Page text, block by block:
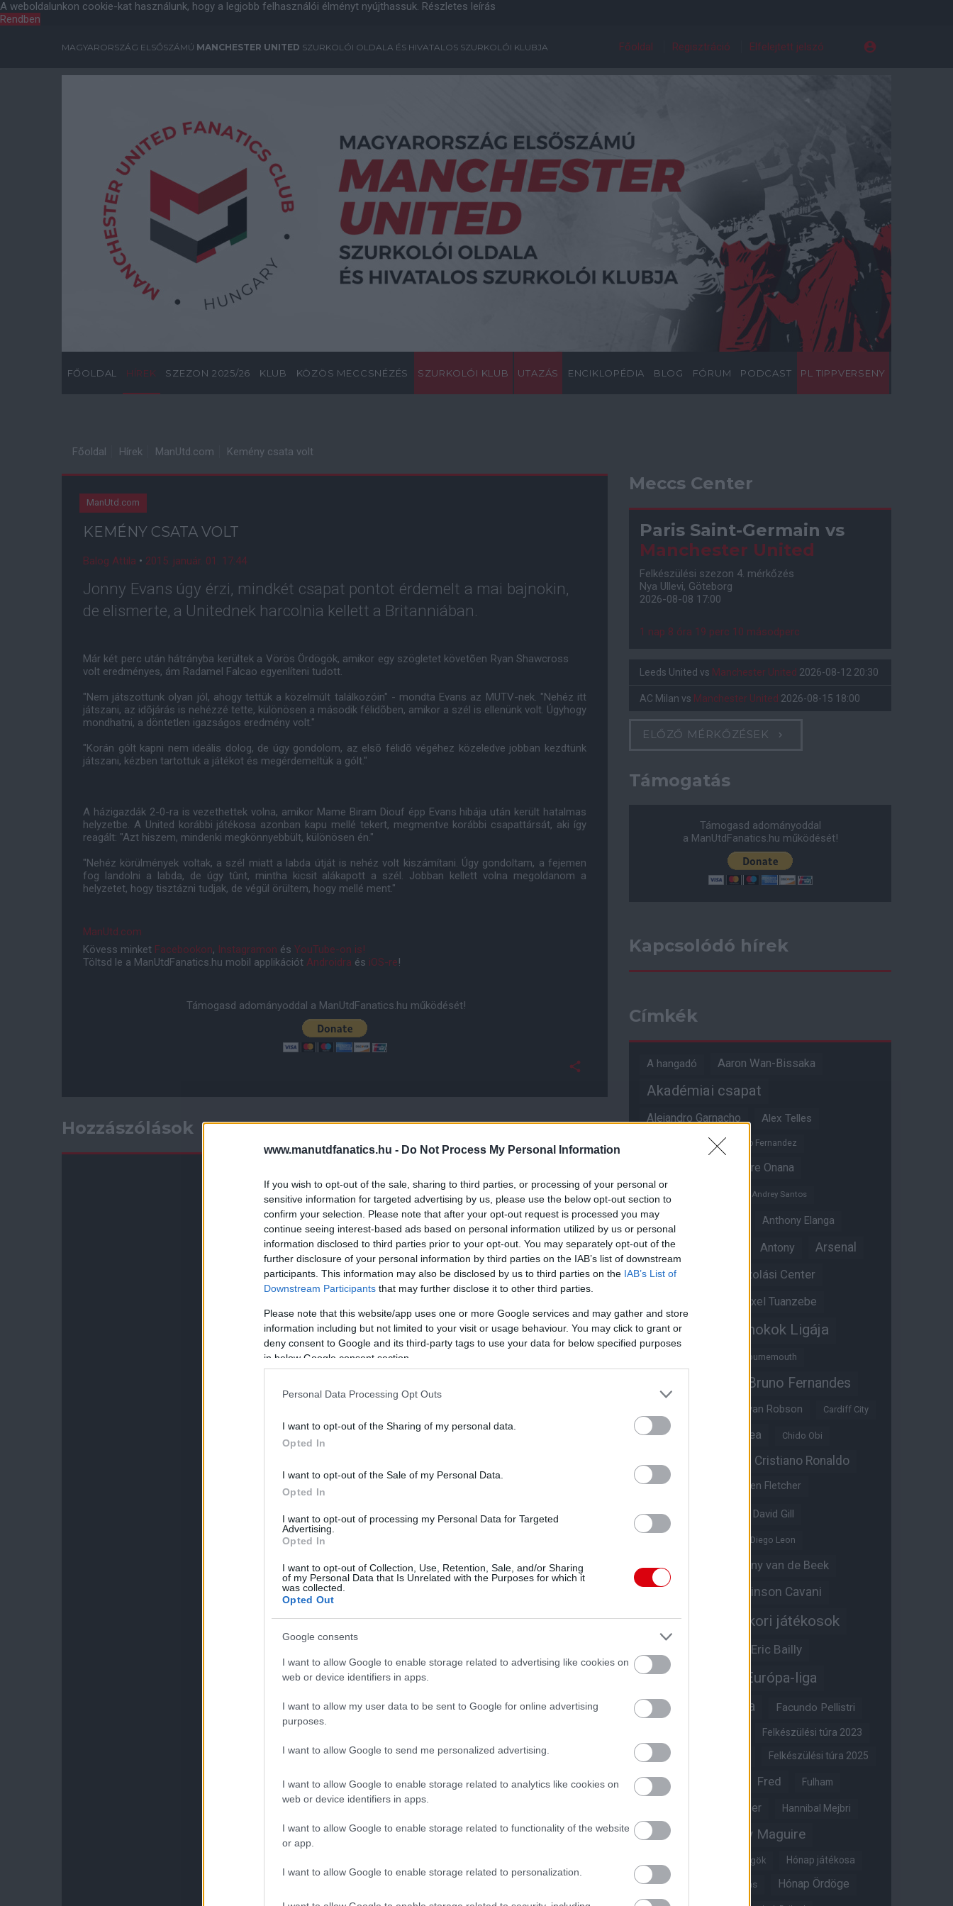
www.manutdfanatics.hu - Do Not Process My Personal Information
If you wish to opt-out of the sale, sharing to third parties, or processing of your personal or
sensitive information for targeted advertising by us, please use the below opt-out section to
confirm your selection. Please note that after your opt-out request is processed you may
continue seeing interest-based ads based on personal information utilized by us or personal
information disclosed to third parties prior to your opt-out. You may separately opt-out of the
further disclosure of your personal information by third parties on the IAB’s list of downstream
participants. This information may also be disclosed by us to third parties on the IAB’s List of
Downstream Participants that may further disclose it to other third parties.
Please note that this website/app uses one or more Google services and may gather and store
information including but not limited to your visit or usage behaviour. You may click to grant or
deny consent to Google and its third-party tags to use your data for below specified purposes
in below Google consent section.
Personal Data Processing Opt Outs
I want to opt-out of the Sharing of my personal data.
Opted In
I want to opt-out of the Sale of my Personal Data.
Opted In
I want to opt-out of processing my Personal Data for Targeted
Advertising.
Opted In
I want to opt-out of Collection, Use, Retention, Sale, and/or Sharing
of my Personal Data that Is Unrelated with the Purposes for which it
was collected.
Opted Out
Google consents
I want to allow Google to enable storage related to advertising like cookies on
web or device identifiers in apps.
I want to allow my user data to be sent to Google for online advertising
purposes.
I want to allow Google to send me personalized advertising.
I want to allow Google to enable storage related to analytics like cookies on
web or device identifiers in apps.
I want to allow Google to enable storage related to functionality of the website
or app.
I want to allow Google to enable storage related to personalization.
A weboldalunkon cookie-kat használunk, hogy a legjobb felhasználói élményt nyújthassuk. Részletes leírás
Rendben
MAGYARORSZÁG ELSŐSZÁMÚ MANCHESTER UNITED SZURKOLÓI OLDALA ÉS HIVATALOS SZURKOLÓI KLUBJA Főoldal Regisztráció Elfelejtett jelszó
FŐOLDAL HÍREK SZEZON 2025/26 KLUB KÖZÖS MECCSNÉZÉS SZURKOLÓI KLUB UTAZÁS ENCIKLOPÉDIA BLOG FÓRUM PODCAST PL TIPPVERSENY
Főoldal Hírek ManUtd.com Kemény csata volt
ManUtd.com
KEMÉNY CSATA VOLT
Balog Attila • 2015. január. 01. 17:44
Jonny Evans úgy érzi, mindkét csapat pontot érdemelt a mai bajnokin,
de elismerte, a Unitednek harcolnia kellett a Britanniában.
Már két perc után hátrányba kerültek a Vörös Ördögök, amikor egy szögletet követõen Ryan Shawcross
volt eredményes, ám Radamel Falcao egyenlíteni tudott.
"Nem játszottunk olyan jól, ahogy tettük a közelmúlt találkozóin" - mondta Evans az MUTV-nek. "Nehéz itt
játszani, az idõjárás is nehézzé tette, különösen a második félidõben, amikor a szél is ellenünk volt. Úgyhogy
mondhatni, a döntetlen igazságos eredmény volt."
"Korán gólt kapni nem ideális dolog, de úgy gondolom, az elsõ félidõ végéhez közeledve jobban kezdtünk
játszani, kézben tartottuk a játékot és megérdemeltük a gólt."
A házigazdák 2-0-ra is vezethettek volna, amikor Mame Biram Diouf épp Evans hibája után került hatalmas
helyzetbe. A United korábbi játékosa azonban kapu mellé tekert, megmentve korábbi csapattársát, aki így
reagált: "Azt hiszem, mindenki megkönnyebbült, különösen én."
"Nehéz körülmények voltak, a szél miatt a labda útját is nehéz volt kiszámítani. Úgy gondoltam, a fejemen
fog landolni a labda, de úgy tûnt, mintha kicsit alákapott a szél. Jobban kellett volna megoldanom a
helyzetet, hogy tisztázni tudjak, de végül örültem, hogy mellé ment."
ManUtd.com
Kövess minket Facebookon, Instagramon és YouTube-on is!
Töltsd le a ManUtdFanatics.hu mobil applikációt Androidra és iOS-re!
Támogasd adományoddal a ManUtdFanatics.hu működését!
Hozzászólások
Meccs Center
Paris Saint-Germain vs
Manchester United
Felkészülési szezon 4. mérkőzés
Nya Ullevi, Göteborg
2026-08-08 17:00
1 nap 8 óra 19 perc 9 másodperc
Leeds United vs Manchester United 2026-08-12 20:30
AC Milan vs Manchester United 2026-08-15 18:00
ELŐZŐ MÉRKŐZÉSEK
Támogatás
Támogasd adományoddal
a ManUtdFanatics.hu működését!
Kapcsolódó hírek
Címkék
A hangadó Aaron Wan-Bissaka
Akadémiai csapat
Alejandro Garnacho Alex Telles
Alvaro Fernandez
Andre Onana
Andreas Pereira
Andrey Santos
Angol válogatott Anthony Elanga
Anthony Martial Antony Arsenal
Aston Villa Átigazolási Center
Axel Tuanzebe
Ayden Heaven Bajnokok Ligája
Bournemouth
Bruno Fernandes
Bryan Robson Cardiff City
Casemiro Chelsea Chido Obi
Cristiano Ronaldo
Crystal Palace Darren Fletcher
David De Gea David Gill
Diego Leon
Diogo Dalot
Donny van de Beek
Edinson Cavani
Edzői stáb Egykori játékosok
Eric Bailly
Erik ten Hag Európa-liga
Everton FA-kupa Facundo Pellistri
Felkészülési túra 2023
Felkészülési túra 2024 Felkészülési túra 2025
Felkészülési túra 2026 Fred Fulham
Glazer Hannibal Mejbri
Harry Amass Harry Maguire
Híres magyar Vörös Ördögök Hónap játékosa
Hónap legjobbja szavazás Hónap Ördöge